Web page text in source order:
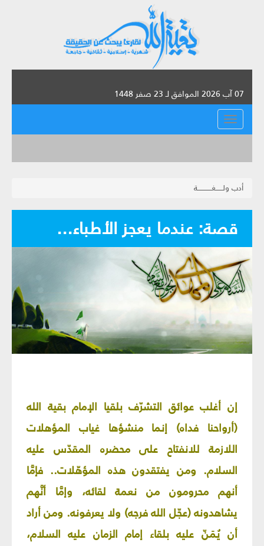
07 آب 2026 الموافق لـ 23 صفر 1448
القائمة
أدب ولــــــغــــــــــــة
قصة: عندما يعجز الأطباء...
إن أغلب عوائق التشرّف بلقيا الإمام بقية الله
(أرواحنا فداه) إنما منشؤها غياب المؤهلات
اللازمة للانفتاح على محضره المقدّس عليه
السلام. ومن يفتقدون هذه المؤهّلات.. فإمَّا
أنهم محرومون من نعمة لقائه، وإمَّا أنَّهم
يشاهدونه (عجّل الله فرجه) ولا يعرفونه. ومن أراد
أن يُمَنّ عليه بلقاء إمام الزمان عليه السلام،